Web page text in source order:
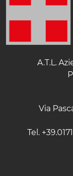
A.T.L.
Via
Tel.